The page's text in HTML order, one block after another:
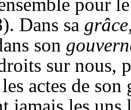
Dans sa grâce
son
sur nous,
actes de